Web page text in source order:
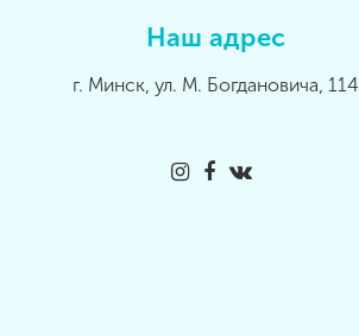
Наш адрес
г. Минск, ул. М. Богдановича, 114